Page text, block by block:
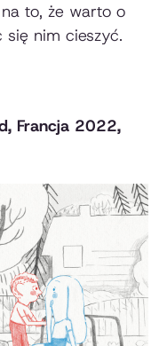
to, że warto o
się nim cieszyć.
Francja 2022,